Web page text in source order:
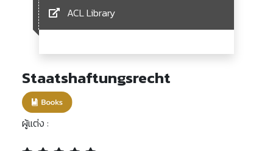
ACL Library
Staatshaftungsrecht
ผู้แต่ง :